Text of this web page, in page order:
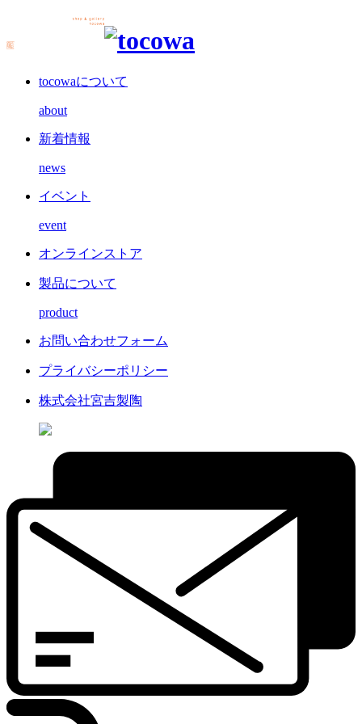
tocowaについて
about
新着情報
news
イベント
event
オンラインストア
製品について
product
お問い合わせフォーム
プライバシーポリシー
株式会社宮吉製陶